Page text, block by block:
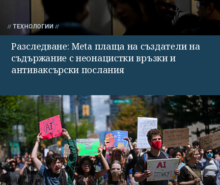
ТЕХНОЛОГИИ
Разследване: Meta плаща на създатели на
съдържание с неонацистки връзки и
антиваксърски послания